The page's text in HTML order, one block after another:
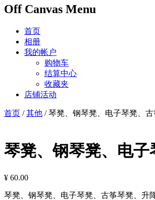
Off Canvas Menu
首页
相册
我的帐户
购物车
结算中心
收藏夹
店铺活动
首页 /其他 / 琴凳、钢琴凳、电子琴凳、
琴凳、钢琴凳、电
¥ 60.00
琴凳、钢琴凳、电子琴凳、古筝琴凳、升